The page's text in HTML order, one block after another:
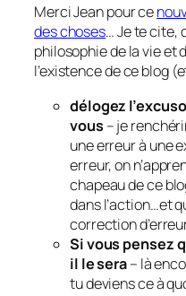
Merci Jean pour ce
des choses… Je te cite,
philosophie de la vie et
l’existence de ce blog
délogez
vous – je
une erreur à une
erreur, on
chapeau de ce
dans l’action…et
correction
Si vous pensez
il le sera– là
tu deviens ce à